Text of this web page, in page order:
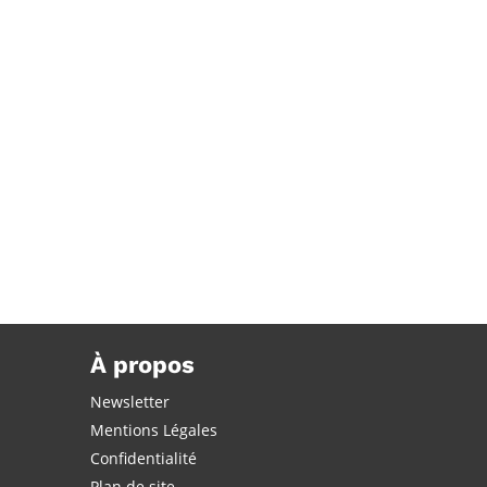
À propos
Newsletter
Mentions Légales
Confidentialité